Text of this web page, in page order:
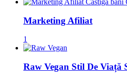
Marketing Afiliat
1
Raw Vegan Stil De Viață